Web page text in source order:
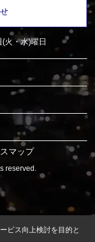
火・水)曜日
マップ
reserved.
ビス向上検討を目的と